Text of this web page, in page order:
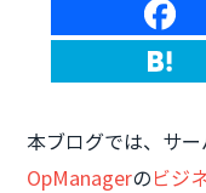
本ブログでは、サ
OpManagerのビジ